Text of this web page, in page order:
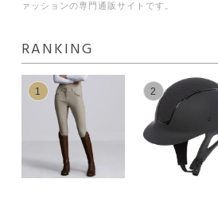
ァッションの専門通販サイトです。
RANKING
1 2